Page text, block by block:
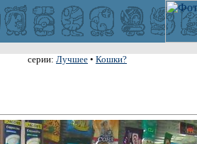
серии: Лучшее • Кошки?